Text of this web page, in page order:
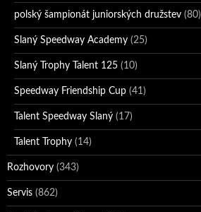
polský šampionát juniorských družstev (80)
Slaný Speedway Academy (25)
Slaný Trophy Talent 125 (10)
Speedway Friendship Cup (41)
Talent Speedway Slaný (17)
Talent Trophy (14)
Rozhovory (343)
Servis (862)